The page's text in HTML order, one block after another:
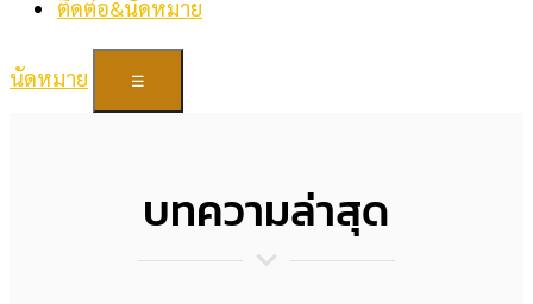
ติดต่อ&นัดหมาย
นัดหมาย ☰
บทความล่าสุด